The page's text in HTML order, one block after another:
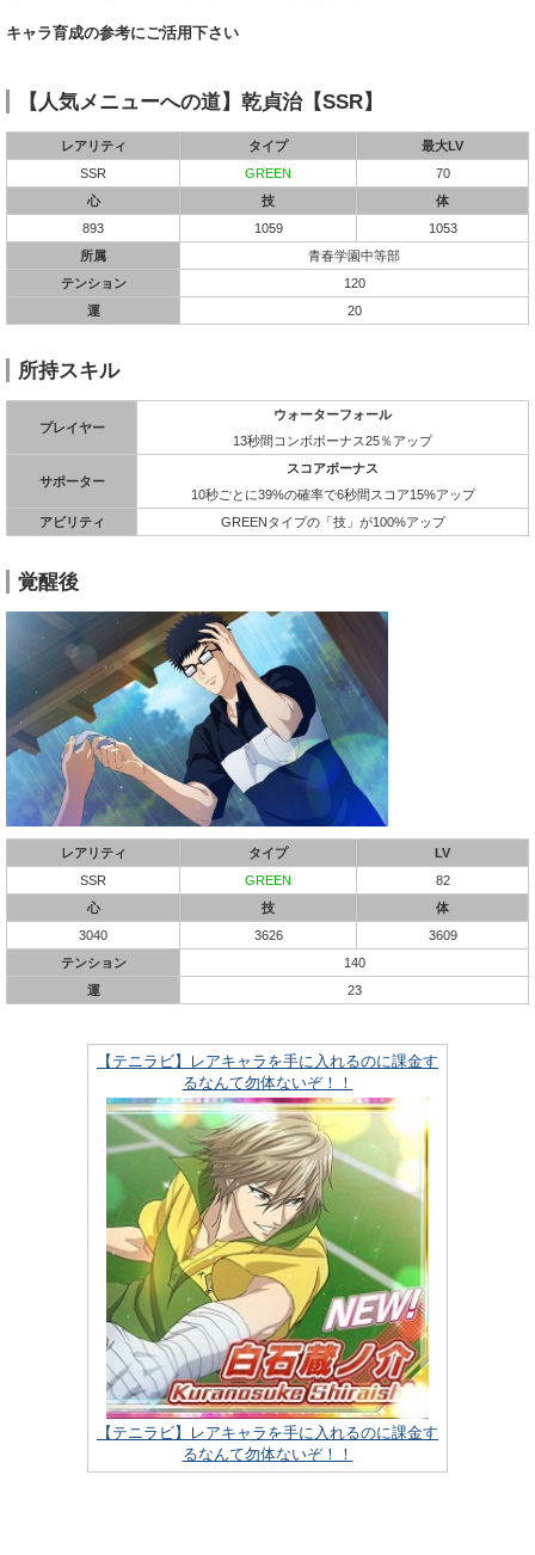
キャラ育成の参考にご活用下さい
【人気メニューへの道】乾貞治【SSR】
レアリティ タイプ
最大LV
SSR
GREEN
70
心
技
体
893
1059
1053
所属
青春学園中等部
テンション
120
運
20
所持スキル
プレイヤー
ウォーターフォール
13秒間コンボボーナス25％アップ
サポーター
スコアボーナス
10秒ごとに39%の確率で6秒間スコア15%アップ
アビリティ
GREENタイプの「技」が100%アップ
覚醒後
レアリティ タイプ
LV
SSR
GREEN
82
心
技
体
3040
3626
3609
テンション
140
運
23
【テニラビ】レアキャラを手に入れるのに課金す
るなんて勿体ないぞ！！
【テニラビ】レアキャラを手に入れるのに課金す
るなんて勿体ないぞ！！